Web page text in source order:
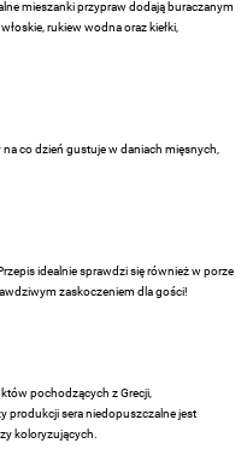
mieszanki przypraw dodają buraczanym
rukiew wodna oraz kiełki,
co dzień gustuje w daniach mięsnych,
idealnie sprawdzi się również w porze
zaskoczeniem dla gości!
pochodzących z Grecji,
produkcji sera niedopuszczalne jest
koloryzujących.